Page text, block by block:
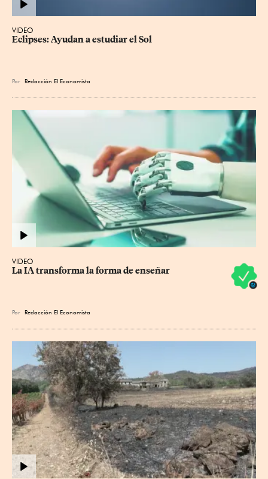
VIDEO
Eclipses: Ayudan a estudiar el Sol
Por Redacción El Economista
VIDEO
La IA transforma la forma de enseñar
Por Redacción El Economista